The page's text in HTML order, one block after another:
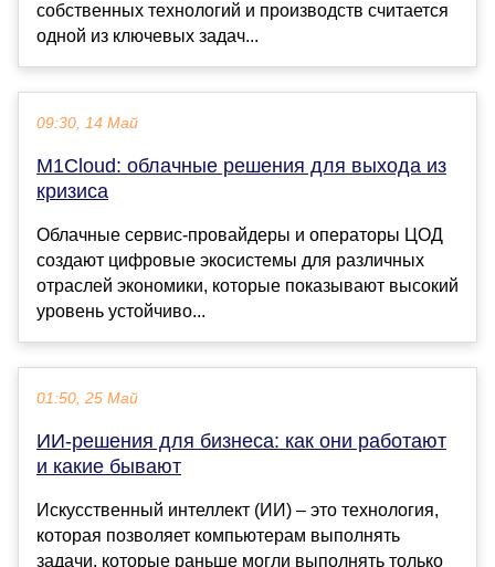
собственных технологий и производств считается
одной из ключевых задач...
09:30, 14 Май
M1Cloud: облачные решения для выхода из
кризиса
Облачные сервис-провайдеры и операторы ЦОД
создают цифровые экосистемы для различных
отраслей экономики, которые показывают высокий
уровень устойчиво...
01:50, 25 Май
ИИ-решения для бизнеса: как они работают
и какие бывают
Искусственный интеллект (ИИ) – это технология,
которая позволяет компьютерам выполнять
задачи, которые раньше могли выполнять только